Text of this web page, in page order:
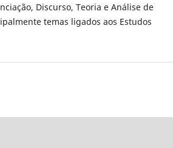
Discurso, Teoria e Análise de
temas ligados aos Estudos